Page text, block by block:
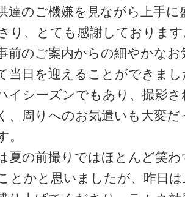
達のご機嫌を見ながら上手に
り、とても感謝しております
前のご案内からの細やかなお
当日を迎えることができまし
イシーズンでもあり、撮影
、周りへのお気遣いも大変だ
。
夏の前撮りではほとんど笑わ
とかと思いましたが、昨日